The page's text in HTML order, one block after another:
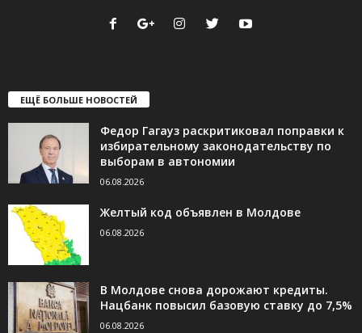
ЕЩЁ БОЛЬШЕ НОВОСТЕЙ
Федор Гагауз раскритиковал поправки к
избирательному законодательству по
выборам в автономии
06.08.2026
Желтый код объявлен в Молдове
06.08.2026
В Молдове снова дорожают кредиты.
Нацбанк повысил базовую ставку до 7,5%
06.08.2026